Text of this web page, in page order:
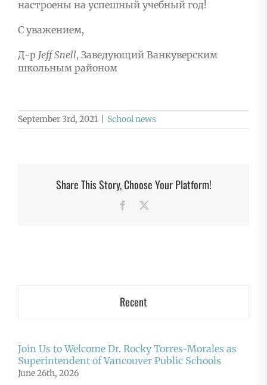
настроены на успешный учебный год!
С уважением,
Д-р JeffSnell, Заведующий Ванкуверским
школьным районом
September 3rd, 2021 School news
Share This Story, Choose Your Platform!
Facebook
Recent
Join Us to Welcome Dr. Rocky Torres-Morales as
Superintendent of Vancouver Public Schools
June 26th, 2026